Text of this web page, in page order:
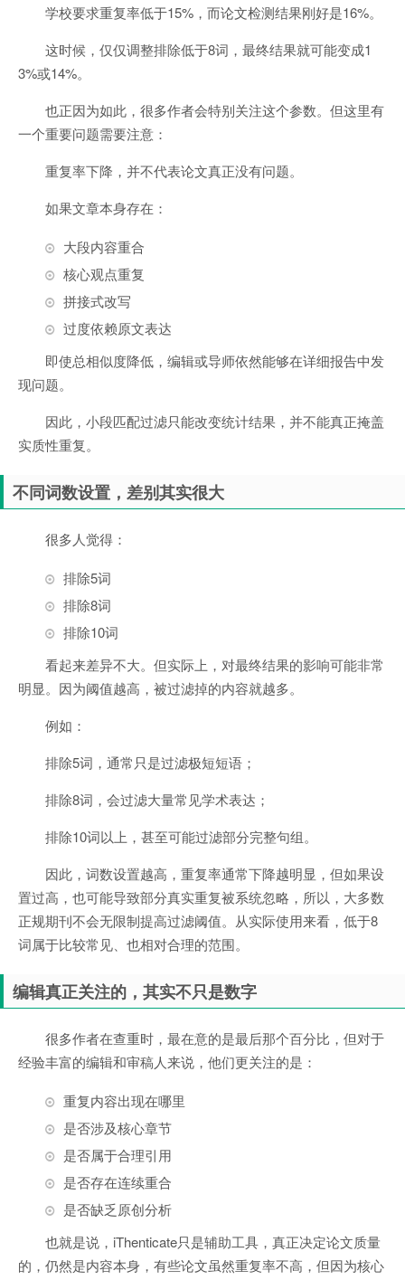
学校要求重复率低于15%，而论文检测结果刚好是16%。
这时候，仅仅调整排除低于8词，最终结果就可能变成1
3%或14%。
也正因为如此，很多作者会特别关注这个参数。但这里有
一个重要问题需要注意：
重复率下降，并不代表论文真正没有问题。
如果文章本身存在：
大段内容重合
核心观点重复
拼接式改写
过度依赖原文表达
即使总相似度降低，编辑或导师依然能够在详细报告中发
现问题。
因此，小段匹配过滤只能改变统计结果，并不能真正掩盖
实质性重复。
不同词数设置，差别其实很大
很多人觉得：
排除5词
排除8词
排除10词
看起来差异不大。但实际上，对最终结果的影响可能非常
明显。因为阈值越高，被过滤掉的内容就越多。
例如：
排除5词，通常只是过滤极短短语；
排除8词，会过滤大量常见学术表达；
排除10词以上，甚至可能过滤部分完整句组。
因此，词数设置越高，重复率通常下降越明显，但如果设
置过高，也可能导致部分真实重复被系统忽略，所以，大多数
正规期刊不会无限制提高过滤阈值。从实际使用来看，低于8
词属于比较常见、也相对合理的范围。
编辑真正关注的，其实不只是数字
很多作者在查重时，最在意的是最后那个百分比，但对于
经验丰富的编辑和审稿人来说，他们更关注的是：
重复内容出现在哪里
是否涉及核心章节
是否属于合理引用
是否存在连续重合
是否缺乏原创分析
也就是说，iThenticate只是辅助工具，真正决定论文质量
的，仍然是内容本身，有些论文虽然重复率不高，但因为核心